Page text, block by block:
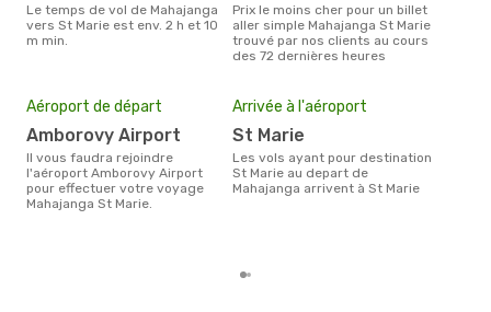
Le temps de vol de Mahajanga
vers St Marie est env. 2 h et 10
m min.
Prix le moins cher pour un billet
aller simple Mahajanga St Marie
trouvé par nos clients au cours
des 72 dernières heures
Aéroport de départ
Amborovy Airport
Il vous faudra rejoindre
l'aéroport Amborovy Airport
pour effectuer votre voyage
Mahajanga St Marie.
Arrivée à l'aéroport
St Marie
Les vols ayant pour destination
St Marie au depart de
Mahajanga arrivent à St Marie